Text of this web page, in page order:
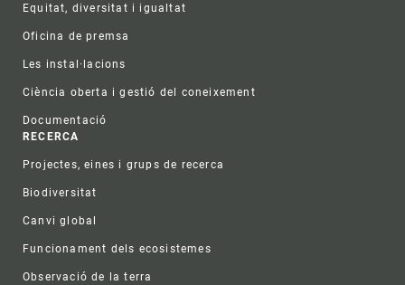
Equitat, diversitat i igualtat
Oficina de premsa
Les instal·lacions
Ciència oberta i gestió del coneixement
Documentació
RECERCA
Projectes, eines i grups de recerca
Biodiversitat
Canvi global
Funcionament dels ecosistemes
Observació de la terra